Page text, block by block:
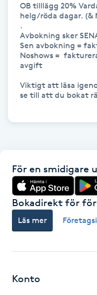
Hatha Yoga
Headspa
Healing
Hollywood Peel
Hot Stone Massage
Hot yoga
Huduppstramning
OB tilllägg 20%
helg/röda dagar. (&
.
Avbokning sker
Sen avbokning =
Noshows =
avgift
Viktigt att läsa
se till att du bokat
För en smidigare
Bokadirekt för
Läs mer
Konto